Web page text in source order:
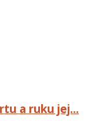
a ruku jej…